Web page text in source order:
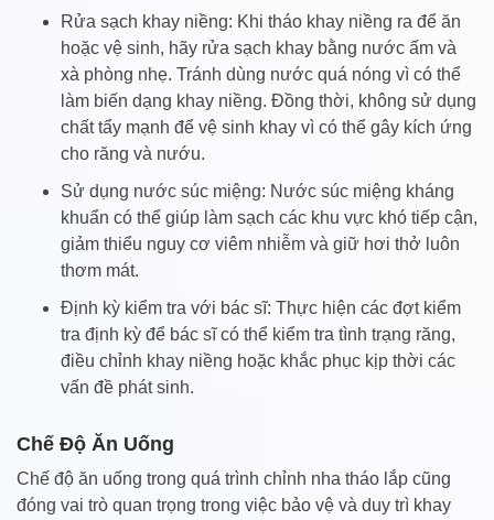
Rửa sạch khay niềng: Khi tháo khay niềng ra để ăn
hoặc vệ sinh, hãy rửa sạch khay bằng nước ấm và
xà phòng nhẹ. Tránh dùng nước quá nóng vì có thể
làm biến dạng khay niềng. Đồng thời, không sử dụng
chất tẩy mạnh để vệ sinh khay vì có thể gây kích ứng
cho răng và nướu.
Sử dụng nước súc miệng: Nước súc miệng kháng
khuẩn có thể giúp làm sạch các khu vực khó tiếp cận,
giảm thiểu nguy cơ viêm nhiễm và giữ hơi thở luôn
thơm mát.
Định kỳ kiểm tra với bác sĩ: Thực hiện các đợt kiểm
tra định kỳ để bác sĩ có thể kiểm tra tình trạng răng,
điều chỉnh khay niềng hoặc khắc phục kịp thời các
vấn đề phát sinh.
Chế Độ Ăn Uống
Chế độ ăn uống trong quá trình chỉnh nha tháo lắp cũng
đóng vai trò quan trọng trong việc bảo vệ và duy trì khay